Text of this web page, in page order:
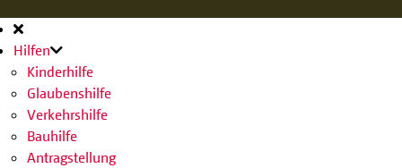
Hauptnavigation
Hilfen
Kinderhilfe
Glaubenshilfe
Verkehrshilfe
Bauhilfe
Antragstellung